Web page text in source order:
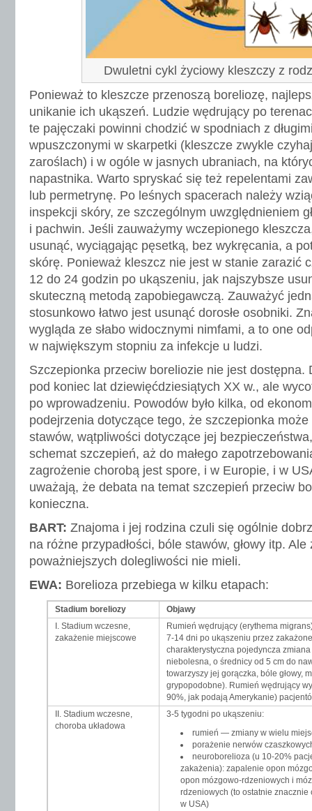
Dwuletni cykl życiowy kleszczy z
Ponieważ to kleszcze przenoszą boreliozę,
unikanie ich ukąszeń. Ludzie wędrujący po
te pajęczaki powinni chodzić w spodniach z
wpuszczonymi w skarpetki (kleszcze zwykle
zaroślach) i w ogóle w jasnych ubraniach, na
napastnika. Warto spryskać się też repelentami
lub permetrynę. Po leśnych spacerach należy
inspekcji skóry, ze szczególnym uwzględnieniem
i pachwin. Jeśli zauważymy wczepionego
usunąć, wyciągając pęsetką, bez wykręcania, a
skórę. Ponieważ kleszcz nie jest w stanie zarazić
12 do 24 godzin po ukąszeniu, jak najszybsze
skuteczną metodą zapobiegawczą. Zauważyć
stosunkowo łatwo jest usunąć dorosłe osobniki.
wygląda ze słabo widocznymi nimfami, a to one
w największym stopniu za infekcje u ludzi.
Szczepionka przeciw boreliozie nie jest dostępna.
pod koniec lat dziewięćdziesiątych XX w., ale
po wprowadzeniu. Powodów było kilka, od
podejrzenia dotyczące tego, że szczepionka
stawów, wątpliwości dotyczące jej
schemat szczepień, aż do małego
zagrożenie chorobą jest spore, i w Europie, i w
uważają, że debata na temat szczepień przeciw
konieczna.
BART: Znajoma i jej rodzina czuli się ogólnie
na różne przypadłości, bóle stawów, głowy itp. Ale
poważniejszych dolegliwości nie mieli.
EWA: Borelioza przebiega w kilku etapach:
Stadium boreliozy
Objawy
I. Stadium wczesne,
zakażenie miejscowe
Rumień wędrujący (erythema
7-14 dni po ukąszeniu przez
charakterystyczna pojedyncza zmiana
niebolesna, o średnicy od 5 cm do
towarzyszy jej gorączka, bóle głowy,
grypopodobne). Rumień wędrujący
90%, jak podają Amerykanie)
II. Stadium wczesne,
choroba układowa
3-5 tygodni po ukąszeniu:
rumień — zmiany w wielu
porażenie nerwów
neuroborelioza (u 10-20%
zakażenia): zapalenie opon
opon mózgowo-rdzeniowych i
rdzeniowych (to ostatnie znacznie
w USA)